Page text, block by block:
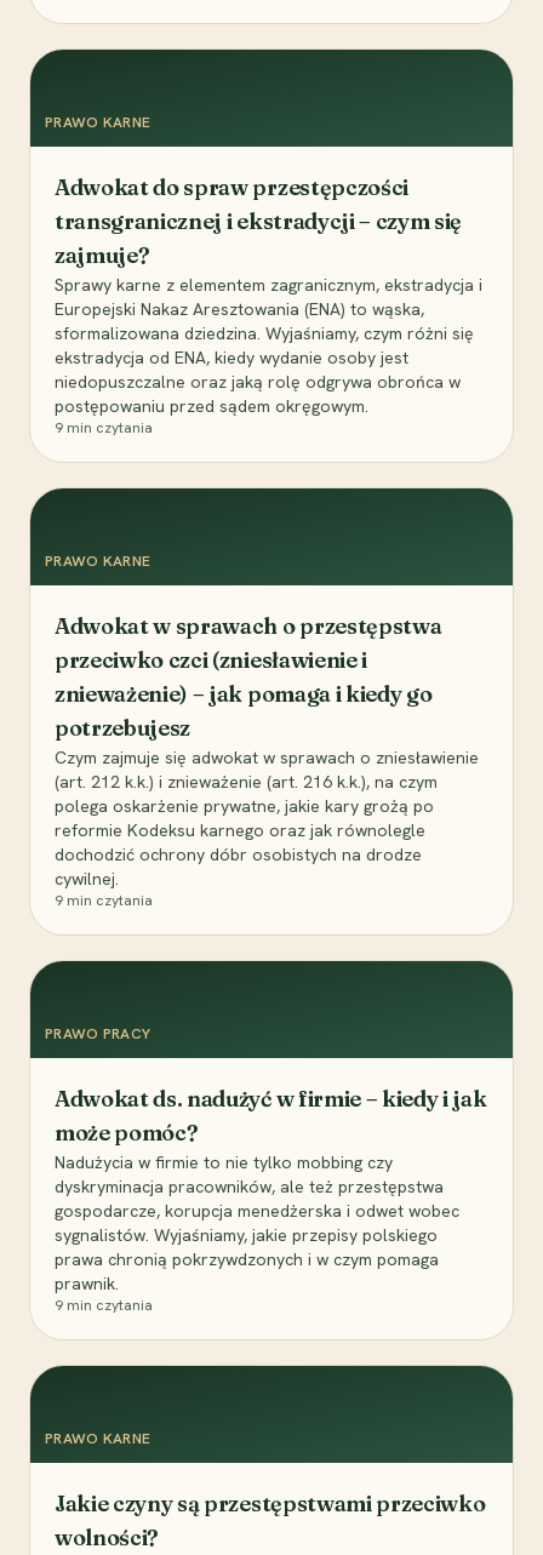
PRAWO KARNE
Adwokat do spraw przestępczości
transgranicznej i ekstradycji – czym się
zajmuje?
Sprawy karne z elementem zagranicznym, ekstradycja i
Europejski Nakaz Aresztowania (ENA) to wąska,
sformalizowana dziedzina. Wyjaśniamy, czym różni się
ekstradycja od ENA, kiedy wydanie osoby jest
niedopuszczalne oraz jaką rolę odgrywa obrońca w
postępowaniu przed sądem okręgowym.
9 min czytania
PRAWO KARNE
Adwokat w sprawach o przestępstwa
przeciwko czci (zniesławienie i
znieważenie) – jak pomaga i kiedy go
potrzebujesz
Czym zajmuje się adwokat w sprawach o zniesławienie
(art. 212 k.k.) i znieważenie (art. 216 k.k.), na czym
polega oskarżenie prywatne, jakie kary grożą po
reformie Kodeksu karnego oraz jak równolegle
dochodzić ochrony dóbr osobistych na drodze
cywilnej.
9 min czytania
PRAWO PRACY
Adwokat ds. nadużyć w firmie – kiedy i jak
może pomóc?
Nadużycia w firmie to nie tylko mobbing czy
dyskryminacja pracowników, ale też przestępstwa
gospodarcze, korupcja menedżerska i odwet wobec
sygnalistów. Wyjaśniamy, jakie przepisy polskiego
prawa chronią pokrzywdzonych i w czym pomaga
prawnik.
9 min czytania
PRAWO KARNE
Jakie czyny są przestępstwami przeciwko
wolności?